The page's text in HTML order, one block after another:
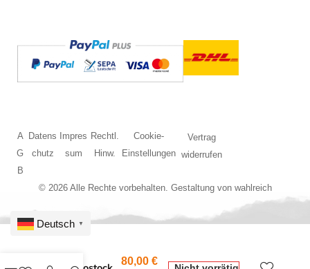
© 2026 Alle Rechte vorbehalten. Gestaltung von wahlreich
A
G
B
Datens
chutz
Impres
sum
Rechtl.
Hinw.
Cookie-
Einstellungen
Vertrag
widerrufen
80,00 €
Deutsch ▼